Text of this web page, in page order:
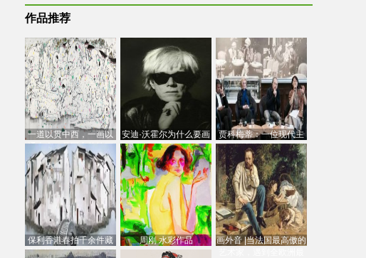
作品推荐
一道以贯中西，一画以
通古今：吴冠中的绘画
创
安迪·沃霍尔为什么要画
芭比
贾科梅蒂：一位现代主
义的“当代”艺术家
保利香港春拍千余件藏
品估价逾7亿港元，吴冠
周刚 水彩作品
画外音 |当法国最高傲的